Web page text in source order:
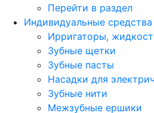
Перейти в раздел
Индивидуальные
Ирригаторы,
Зубные щетки
Зубные пасты
Насадки для
Зубные нити
Межзубные ершики